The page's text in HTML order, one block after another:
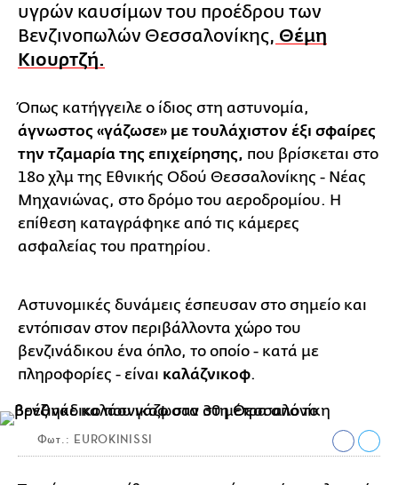
υγρών καυσίμων του προέδρου των
Βενζινοπωλών Θεσσαλονίκης, Θέμη
Κιουρτζή.
Όπως κατήγγειλε ο ίδιος στη αστυνομία,
άγνωστος «γάζωσε» με τουλάχιστον έξι σφαίρες
την τζαμαρία της επιχείρησης, που βρίσκεται στο
18ο χλμ της Εθνικής Οδού Θεσσαλονίκης - Νέας
Μηχανιώνας, στο δρόμο του αεροδρομίου. Η
επίθεση καταγράφηκε από τις κάμερες
ασφαλείας του πρατηρίου.
Αστυνομικές δυνάμεις έσπευσαν στο σημείο και
εντόπισαν στον περιβάλλοντα χώρο του
βενζινάδικου ένα όπλο, το οποίο - κατά με
πληροφορίες - είναι καλάζνικοφ.
Φωτ.: EUROKINISSI